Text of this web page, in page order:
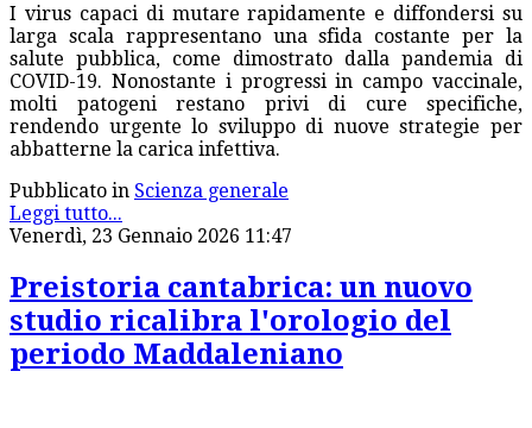
I virus capaci di mutare rapidamente e diffondersi su
larga scala rappresentano una sfida costante per la
salute pubblica, come dimostrato dalla pandemia di
COVID-19. Nonostante i progressi in campo vaccinale,
molti patogeni restano privi di cure specifiche,
rendendo urgente lo sviluppo di nuove strategie per
abbatterne la carica infettiva.
Pubblicato in Scienza generale
Leggi tutto...
Venerdì, 23 Gennaio 2026 11:47
Preistoria cantabrica: un nuovo
studio ricalibra l'orologio del
periodo Maddaleniano